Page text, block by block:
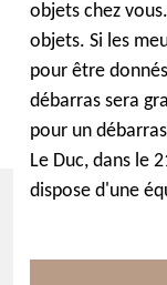
objets chez
objets. Si les
pour être
débarras sera
pour un
Le Duc, dans le
dispose d'une